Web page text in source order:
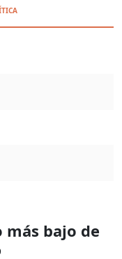
más bajo de